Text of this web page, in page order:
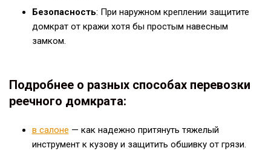
Безопасность: При наружном креплении защитите
домкрат от кражи хотя бы простым навесным
замком.
Подробнее о разных способах перевозки
реечного домкрата:
в салоне — как надежно притянуть тяжелый
инструмент к кузову и защитить обшивку от грязи.